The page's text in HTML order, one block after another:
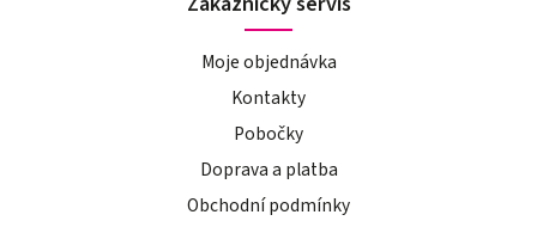
Moje objednávka
Kontakty
Pobočky
Doprava a platba
Obchodní podmínky